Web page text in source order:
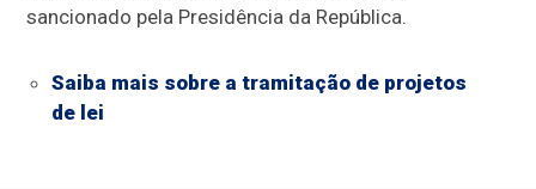
sancionado pela Presidência da República.
Saiba mais sobre a tramitação de projetos
de lei